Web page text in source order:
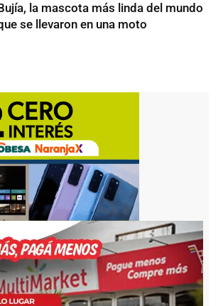
la mascota más linda del mundo
se llevaron en una moto